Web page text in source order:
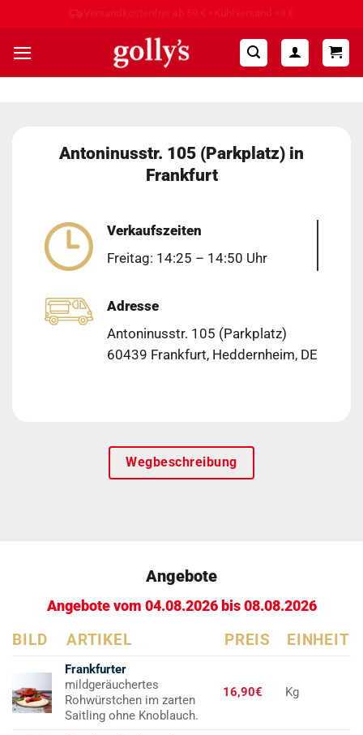
springen
Hohe Kundenzufriedenheit ⭐⭐⭐⭐⭐
Antoninusstr. 105 (Parkplatz) in
Frankfurt
Verkaufszeiten
Freitag: 14:25 – 14:50 Uhr
Adresse
Antoninusstr. 105 (Parkplatz)
60439 Frankfurt, Heddernheim, DE
Wegbeschreibung
Angebote
Angebote vom 04.08.2026 bis 08.08.2026
BILD ARTIKEL PREIS EINHEIT
Frankfurter
mildgeräuchertes
Rohwürstchen im zarten
Saitling ohne Knoblauch.
16,90€ Kg